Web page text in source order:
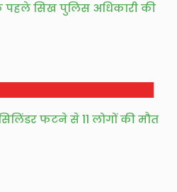
सिख पुलिस अधिकारी की
फटने से 11 लोगों की मौत